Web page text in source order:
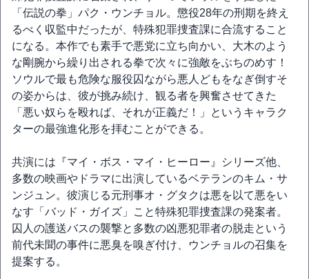
「伝説の拳」パク・ウンチョル。懲役28年の刑期を終え
るべく収監中だったが、特殊犯罪捜査課に合流すること
になる。本作でも素手で悪党に立ち向かい、大木のよう
な剛腕から繰り出される拳で次々に強敵をぶちのめす！
ソウルで最も危険な服役囚ながら悪人どもをなぎ倒すそ
の姿からは、彼が挑み続け、観る者を興奮させてきた
「悪い奴らを殴れば、それが正義だ！」というキャラク
ターの最強進化形を拝むことができる。
共演には『マイ・ボス・マイ・ヒーロー』シリーズ他、
多数の映画やドラマに出演しているベテランのキム・サ
ンジュン。彼演じる元刑事オ・グタクは悪を以て悪をい
なす「バッド・ガイズ」こと特殊犯罪捜査課の発案者。
囚人の護送バスの襲撃と多数の凶悪犯罪者の脱走という
前代未聞の事件に悪臭を嗅ぎ付け、ウンチョルの召集を
提案する。